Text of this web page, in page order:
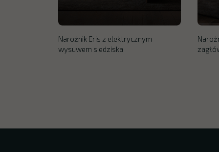
Narożnik Eris z elektrycznym
wysuwem siedziska